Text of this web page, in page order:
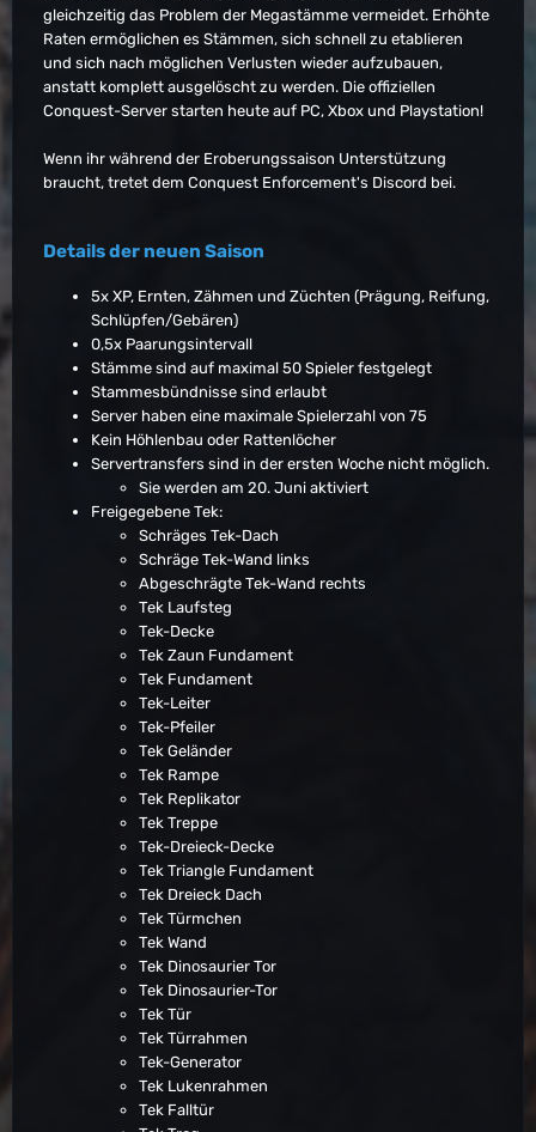
gleichzeitig das Problem der Megastämme vermeidet. Erhöhte
Raten ermöglichen es Stämmen, sich schnell zu etablieren
und sich nach möglichen Verlusten wieder aufzubauen,
anstatt komplett ausgelöscht zu werden. Die offiziellen
Conquest-Server starten heute auf PC, Xbox und Playstation!
Wenn ihr während der Eroberungssaison Unterstützung
braucht, tretet dem Conquest Enforcement's Discord bei.
Details der neuen Saison
5x XP, Ernten, Zähmen und Züchten (Prägung, Reifung,
Schlüpfen/Gebären)
0,5x Paarungsintervall
Stämme sind auf maximal 50 Spieler festgelegt
Stammesbündnisse sind erlaubt
Server haben eine maximale Spielerzahl von 75
Kein Höhlenbau oder Rattenlöcher
Servertransfers sind in der ersten Woche nicht möglich.
Sie werden am 20. Juni aktiviert
Freigegebene Tek:
Schräges Tek-Dach
Schräge Tek-Wand links
Abgeschrägte Tek-Wand rechts
Tek Laufsteg
Tek-Decke
Tek Zaun Fundament
Tek Fundament
Tek-Leiter
Tek-Pfeiler
Tek Geländer
Tek Rampe
Tek Replikator
Tek Treppe
Tek-Dreieck-Decke
Tek Triangle Fundament
Tek Dreieck Dach
Tek Türmchen
Tek Wand
Tek Dinosaurier Tor
Tek Dinosaurier-Tor
Tek Tür
Tek Türrahmen
Tek-Generator
Tek Lukenrahmen
Tek Falltür